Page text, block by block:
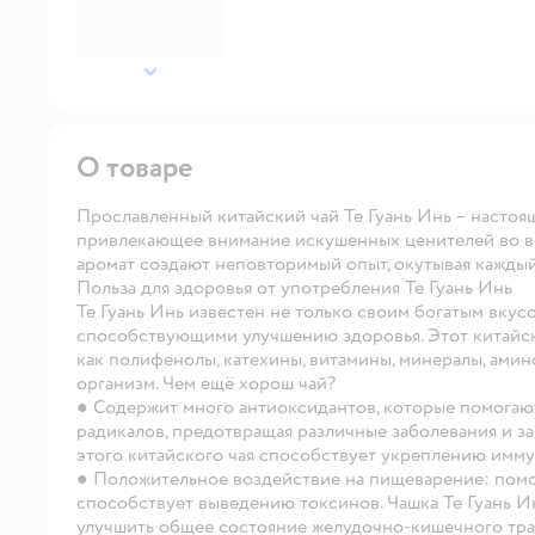
далее
О товаре
Прославленный китайский чай Те Гуань Инь –
привлекающее внимание искушенных ценителей во
аромат создают неповторимый опыт, окутывая
Польза для здоровья от употребления Те Гуань Инь
Те Гуань Инь известен не только своим богатым
способствующими улучшению здоровья. Этот
как полифенолы, катехины, витамины, минералы,
организм. Чем ещё хорош чай?
● Содержит много антиоксидантов, которые
радикалов, предотвращая различные заболевания и
этого китайского чая способствует укреплению
● Положительное воздействие на пищеварение:
способствует выведению токсинов. Чашка Те
улучшить общее состояние желудочно-кишечного